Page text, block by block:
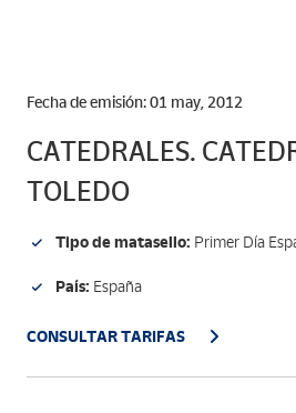
Fecha de emisión: 01 may, 2012
CATEDRALES.
TOLEDO
Tipo de matasello: Primer Día
País: España
CONSULTAR TARIFAS